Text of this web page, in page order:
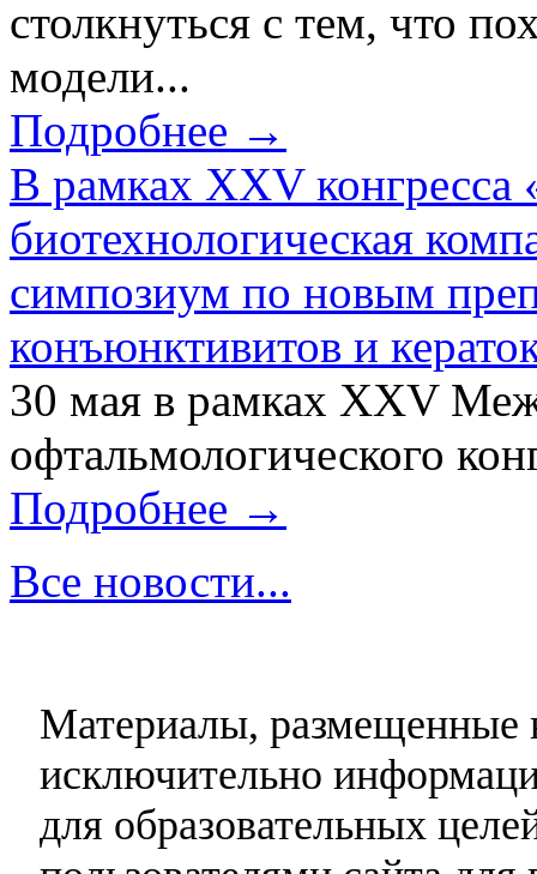
столкнуться с тем, что
модели...
Подробнее →
В рамках XXV конгресса
биотехнологическая
симпозиум по новым
конъюнктивитов и
30 мая в рамках XXV
офтальмологического
Подробнее →
Все новости...
Материалы, размещенные
исключительно
для образовательных